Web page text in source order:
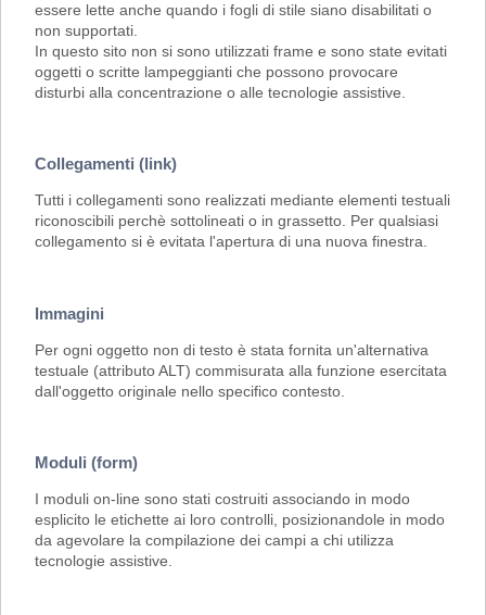
essere lette anche quando i fogli di stile siano disabilitati o
non supportati.
In questo sito non si sono utilizzati frame e sono state evitati
oggetti o scritte lampeggianti che possono provocare
disturbi alla concentrazione o alle tecnologie assistive.
Collegamenti (link)
Tutti i collegamenti sono realizzati mediante elementi testuali
riconoscibili perchè sottolineati o in grassetto. Per qualsiasi
collegamento si è evitata l'apertura di una nuova finestra.
Immagini
Per ogni oggetto non di testo è stata fornita un'alternativa
testuale (attributo ALT) commisurata alla funzione esercitata
dall'oggetto originale nello specifico contesto.
Moduli (form)
I moduli on-line sono stati costruiti associando in modo
esplicito le etichette ai loro controlli, posizionandole in modo
da agevolare la compilazione dei campi a chi utilizza
tecnologie assistive.